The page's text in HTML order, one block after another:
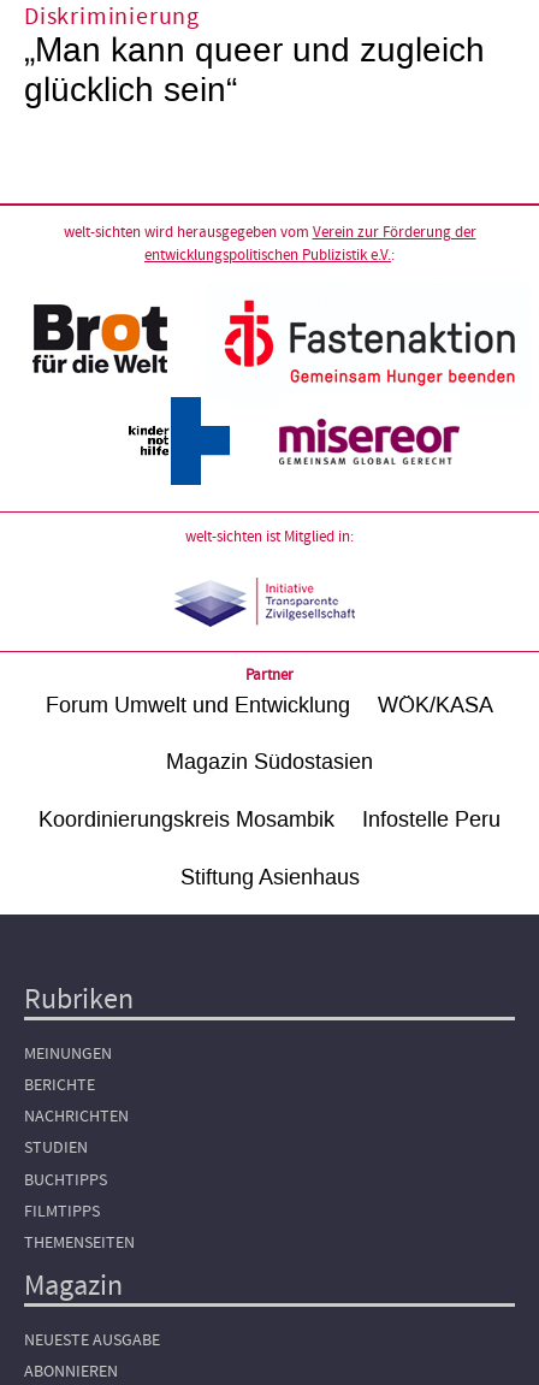
Diskriminierung
„Man kann queer und zugleich
glücklich sein“
welt-sichten wird herausgegeben vom Verein zur Förderung der
entwicklungspolitischen Publizistik e.V.:
welt-sichten ist Mitglied in:
Partner
Forum Umwelt und Entwicklung WÖK/KASA
Magazin Südostasien
Koordinierungskreis Mosambik Infostelle Peru
Stiftung Asienhaus
Hauptnavigation
Rubriken
MEINUNGEN
BERICHTE
NACHRICHTEN
STUDIEN
BUCHTIPPS
FILMTIPPS
THEMENSEITEN
Magazin
NEUESTE AUSGABE
ABONNIEREN